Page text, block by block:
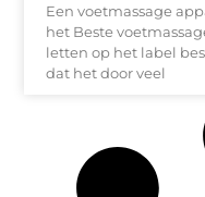
Een voetmassage
het Beste
letten op het label
dat het door veel